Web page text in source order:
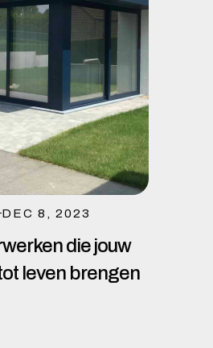
DEC 8, 2023
die jouw
leven brengen